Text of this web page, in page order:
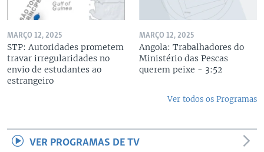
MARÇO 12, 2025
STP: Autoridades prometem
travar irregularidades no
envio de estudantes ao
estrangeiro
MARÇO 12, 2025
Angola: Trabalhadores do
Ministério das Pescas
querem peixe - 3:52
Ver todos os Programas
VER PROGRAMAS DE TV